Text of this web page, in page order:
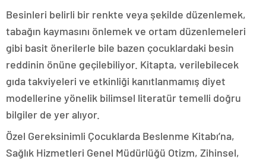
Besinleri belirli bir renkte veya şekilde düzenlemek,
tabağın kaymasını önlemek ve ortam düzenlemeleri
gibi basit önerilerle bile bazen çocuklardaki besin
reddinin önüne geçilebiliyor. Kitapta, verilebilecek
gıda takviyeleri ve etkinliği kanıtlanmamış diyet
modellerine yönelik bilimsel literatür temelli doğru
bilgiler de yer alıyor.
Özel Gereksinimli Çocuklarda Beslenme Kitabı’na,
Sağlık Hizmetleri Genel Müdürlüğü Otizm, Zihinsel,